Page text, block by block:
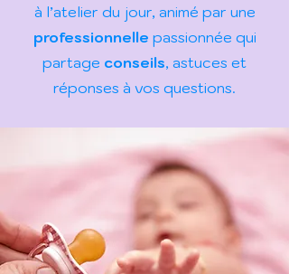
à l’atelier du jour, animé par une
professionnelle passionnée qui
partage conseils, astuces et
réponses à vos questions.